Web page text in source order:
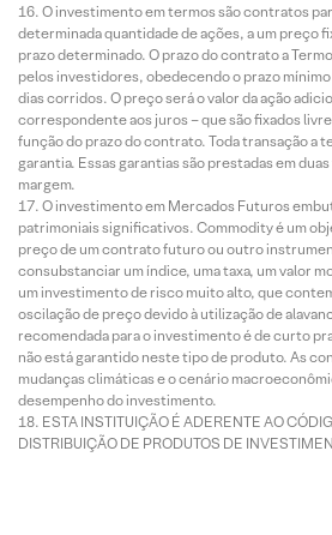
O investimento em termos são contratos
determinada quantidade de ações, a um preço
prazo determinado. O prazo do contrato a
pelos investidores, obedecendo o prazo mínimo
dias corridos. O preço será o valor da ação
correspondente aos juros – que são fixados
função do prazo do contrato. Toda transação a
garantia. Essas garantias são prestadas em
margem.
O investimento em Mercados Futuros
patrimoniais significativos. Commodity é um
preço de um contrato futuro ou outro
consubstanciar um índice, uma taxa, um valor
um investimento de risco muito alto, que
oscilação de preço devido à utilização de
recomendada para o investimento é de curto
não está garantido neste tipo de produto. As
mudanças climáticas e o cenário
desempenho do investimento.
ESTA INSTITUIÇÃO É ADERENTE AO
DISTRIBUIÇÃO DE PRODUTOS DE